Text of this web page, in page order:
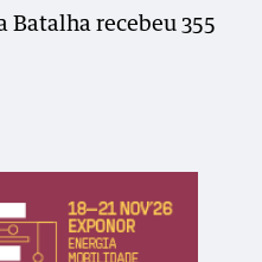
Batalha recebeu 355